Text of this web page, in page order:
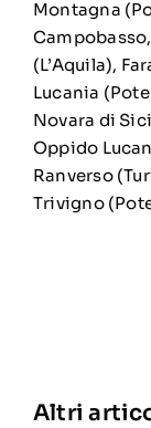
Montagna
(L’Aquila),
Lucania
Novara di
Oppido
Ranverso
Trivigno
Altri